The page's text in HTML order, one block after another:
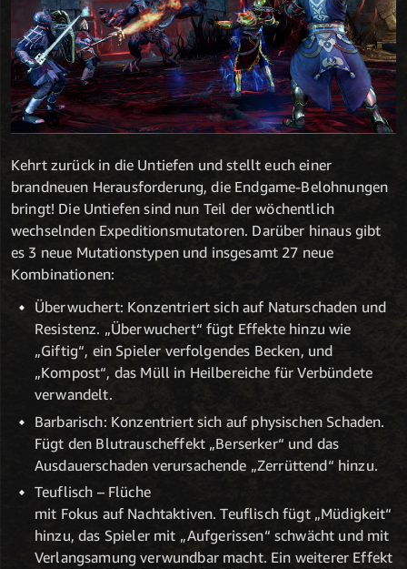
Kehrt zurück in die Untiefen und stellt euch einer
brandneuen Herausforderung, die Endgame-Belohnungen
bringt! Die Untiefen sind nun Teil der wöchentlich
wechselnden Expeditionsmutatoren. Darüber hinaus gibt
es 3 neue Mutationstypen und insgesamt 27 neue
Kombinationen:
Überwuchert: Konzentriert sich auf Naturschaden und
Resistenz. „Überwuchert“ fügt Effekte hinzu wie
„Giftig“, ein Spieler verfolgendes Becken, und
„Kompost“, das Müll in Heilbereiche für Verbündete
verwandelt.
Barbarisch: Konzentriert sich auf physischen Schaden.
Fügt den Blutrauscheffekt „Berserker“ und das
Ausdauerschaden verursachende „Zerrüttend“ hinzu.
Teuflisch – Flüche
mit Fokus auf Nachtaktiven. Teuflisch fügt „Müdigkeit“
hinzu, das Spieler mit „Aufgerissen“ schwächt und mit
Verlangsamung verwundbar macht. Ein weiterer Effekt